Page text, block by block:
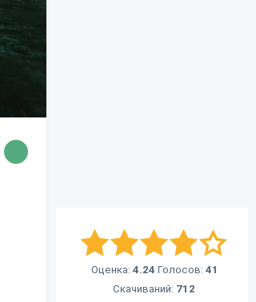
Оценка: 4.24 Голосов: 41
Скачиваний: 712